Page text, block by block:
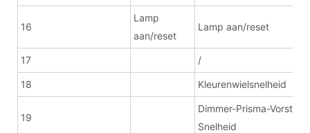
16
Lamp
aan/reset
Lamp aan/reset
17 /
18 Kleurenwielsnelheid
19
Dimmer-Prisma-Vorst
Snelheid